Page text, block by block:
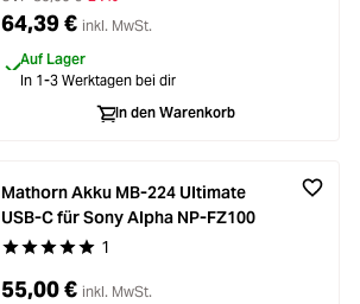
64,39 € inkl. MwSt.
Auf Lager
In 1-3 Werktagen bei dir
In den Warenkorb
Durchschnittliche Bewertung von 5 von 5
1
Mathorn Akku MB-224 Ultimate
USB-C für Sony Alpha NP-FZ100
55,00 € inkl. MwSt.